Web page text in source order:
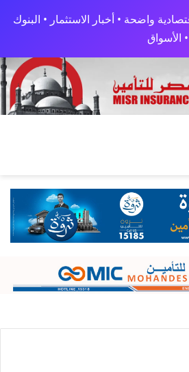
واضحة • أخبار الاستثمار • البنوك
الأسواق